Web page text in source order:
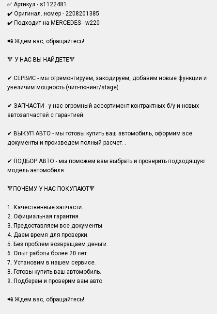
✅ Артикул - s1122481
✔️ Оригинал. номер - 2208201385
✔️ Подходит на MERCEDES - w220
📲 Ждем вас, обращайтесь!
🔻 У НАС ВЫ НАЙДЕТЕ🔻
✔ СЕРВИС - мы отремонтируем, закодируем, добавим новые функции и
увеличим мощность (чип-тюнинг/stage).
✔ ЗАПЧАСТИ - у нас огромный ассортимент контрактных б/у и новых
автозапчастей с гарантией.
✔ ВЫКУП АВТО - мы готовы купить ваш автомобиль, оформим все
документы и произведем полный расчет. .
✔ ПОДБОР АВТО - мы поможем вам выбрать и проверить подходящую
модель автомобиля.
🔻ПОЧЕМУ У НАС ПОКУПАЮТ🔻
1. Качественные запчасти.
2. Официальная гарантия.
3. Предоставляем все документы.
4. Даем время для проверки.
5. Без проблем возвращаем деньги.
6. Опыт работы более 20 лет.
7. Установим в нашем сервисе.
8. Готовы купить ваш автомобиль.
9. Подберем и проверим вам авто.
📲 Ждем вас, обращайтесь!